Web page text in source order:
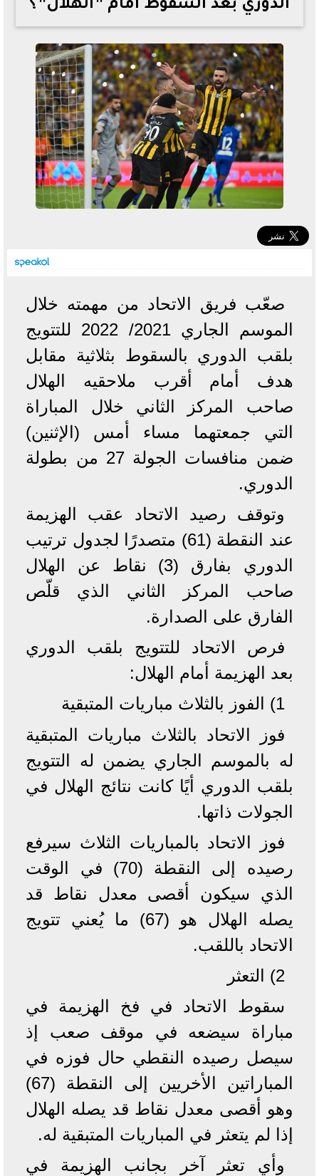
خطوات الاستعلام فور اعتمادها
تصرف مثير من ميسي ونجوم الأرجنتين قبل مواجهة مصر
- 2026
تحسن حالة فضل شاكر الصحية وخروجه من المستشفى |
تفاصيل
أسعار الحديد والأسمنت اليوم الإثنين 6 - 7 - 2026
الدوري بعد السقوط أمام ”الهلال”؟
صعّب فريق الاتحاد من مهمته خلال
الموسم الجاري 2021/ 2022 للتتويج
بلقب الدوري بالسقوط بثلاثية مقابل
هدف أمام أقرب ملاحقيه الهلال
صاحب المركز الثاني خلال المباراة
التي جمعتهما مساء أمس (الإثنين)
ضمن منافسات الجولة 27 من بطولة
الدوري.
وتوقف رصيد الاتحاد عقب الهزيمة
عند النقطة (61) متصدرًا لجدول ترتيب
الدوري بفارق (3) نقاط عن الهلال
صاحب المركز الثاني الذي قلّص
الفارق على الصدارة.
فرص الاتحاد للتتويج بلقب الدوري
بعد الهزيمة أمام الهلال:
1) الفوز بالثلاث مباريات المتبقية
فوز الاتحاد بالثلاث مباريات المتبقية
له بالموسم الجاري يضمن له التتويج
بلقب الدوري أيًا كانت نتائج الهلال في
الجولات ذاتها.
فوز الاتحاد بالمباريات الثلاث سيرفع
رصيده إلى النقطة (70) في الوقت
الذي سيكون أقصى معدل نقاط قد
يصله الهلال هو (67) ما يُعني تتويج
الاتحاد باللقب.
2) التعثر
سقوط الاتحاد في فخ الهزيمة في
مباراة سيضعه في موقف صعب إذ
سيصل رصيده النقطي حال فوزه في
المباراتين الأخريين إلى النقطة (67)
وهو أقصى معدل نقاط قد يصله الهلال
إذا لم يتعثر في المباريات المتبقية له.
وأي تعثر آخر بجانب الهزيمة في